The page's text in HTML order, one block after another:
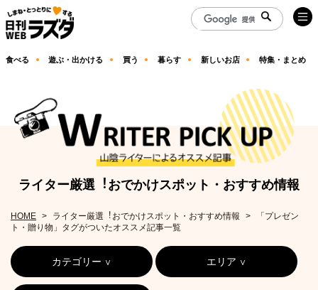
食べる 遊ぶ・出かける 買う 暮らす 新しいお店 特集・まとめ
ライター厳選︕おでかけスポット・おすすめ情報
HOME ライター厳選︕おでかけスポット・おすすめ情報
「プレゼン
ト・贈り物」タグがついたオススメ記事一覧
カテゴリー エリア